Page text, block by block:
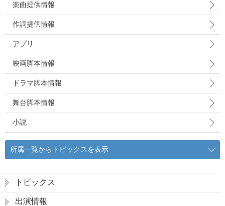
楽曲提供情報
作詞提供情報
アプリ
映画脚本情報
ドラマ脚本情報
舞台脚本情報
小説
所属一覧からトピックスを表示
トピックス
出演情報